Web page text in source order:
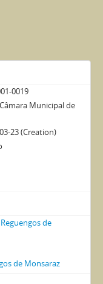
0019
Municipal de
23 (Creation)
de
de Monsaraz